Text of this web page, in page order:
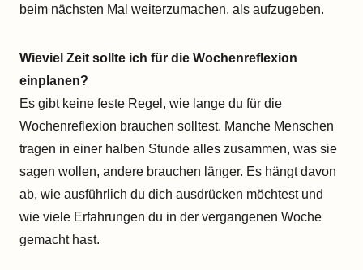
beim nächsten Mal weiterzumachen, als aufzugeben.
Wieviel Zeit sollte ich für die Wochenreflexion
einplanen?
Es gibt keine feste Regel, wie lange du für die
Wochenreflexion brauchen solltest. Manche Menschen
tragen in einer halben Stunde alles zusammen, was sie
sagen wollen, andere brauchen länger. Es hängt davon
ab, wie ausführlich du dich ausdrücken möchtest und
wie viele Erfahrungen du in der vergangenen Woche
gemacht hast.